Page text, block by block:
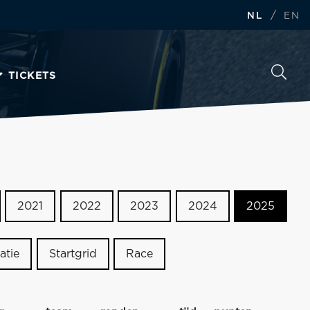
NL / EN
TICKETS
2021 2022 2023 2024 2025
Startgrid Race